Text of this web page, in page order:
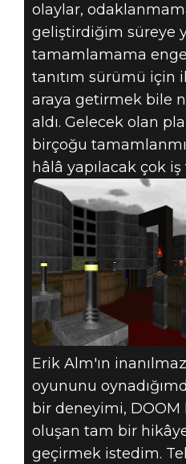
olaylar,
geliştirdiğim süreye
tamamlamama
tanıtım sürümü için
araya getirmek bile
aldı. Gelecek olan
birçoğu
hâlâ yapılacak çok
Erik Alm'ın
oyununu
bir deneyimi, DOOM
oluşan tam bir
geçirmek istedim.